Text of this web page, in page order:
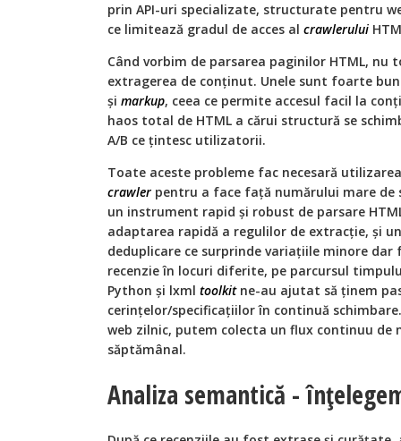
prin API-uri specializate, structurate pentru
ce limitează gradul de acces al crawlerului
Când vorbim de parsarea paginilor HTML,
extragerea de conţinut. Unele sunt foarte
și markup, ceea ce permite accesul facil la
haos total de HTML a cărui structură se
A/B ce ţintesc utilizatorii.
Toate aceste probleme fac necesară
crawler pentru a face faţă numărului mare de
un instrument rapid și robust de parsare
adaptarea rapidă a regulilor de extracţie, și
deduplicare ce surprinde variaţiile minore dar
recenzie în locuri diferite, pe parcursul
Python și lxml toolkitne-au ajutat să ţinem
cerinţelor/specificaţiilor în continuă
web zilnic, putem colecta un flux continuu de
săptămânal.
Analiza semantică -